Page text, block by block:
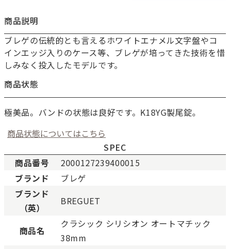
商品説明
ブレゲの伝統的とも言えるホワイトエナメル文字盤やコ
インエッジ入りのケース等、ブレゲが培ってきた技術を惜
しみなく投入したモデルです。
商品状態
極美品。バンドの状態は良好です。K18YG製尾錠。
商品状態についてはこちら
未使用
Aランク 僅かな傷、汚れはありま
ABランク
SPEC
商品番号
2000127239400015
ブランド
ブレゲ
ブランド
（英）
BREGUET
商品名
クラシック シリシオン オートマチック
38mm